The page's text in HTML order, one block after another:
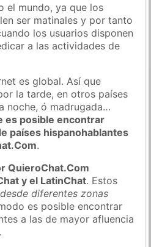
el mundo, ya que los
ser matinales y por tanto
los usuarios disponen
a las actividades de
es global. Así que
la tarde, en otros países
noche, ó madrugada…
es posible encontrar
países hispanohablantes
.
QuieroChat.Com
y el LatinChat. Estos
diferentes zonas
es posible encontrar
a las de mayor afluencia